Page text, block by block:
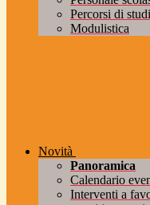
Percorsi di
Modulistica
Novità
Panoramica
Calendario
Interventi a